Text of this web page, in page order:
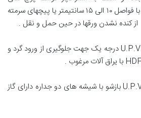
آلومینیومی شرکت پرچ ساز با فواصل ۱۰ الی ۱۵ سانتیمتر یا پیچهای سرمته
از کنده نشدن ورقها در حین حمل و نقل .
۶- درب: بیرونی از جنس U.P.V.C درجه یک جهت جلوگیری از ورود گرد و
۷- پنجره ها : از جنس U.P.V.C بازشو با شیشه های دو جداره دارای گاز